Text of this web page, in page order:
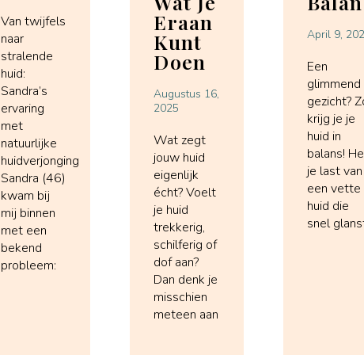
Van twijfels
naar
stralende
huid:
Sandra’s
ervaring
met
natuurlijke
huidverjonging
Sandra (46)
kwam bij
mij binnen
met een
bekend
probleem:
Eraan
Kunt
Doen
Augustus 16,
2025
Wat zegt
jouw huid
eigenlijk
écht? Voelt
je huid
trekkerig,
schilferig of
dof aan?
Dan denk je
misschien
meteen aan
April 9,
Een
glimmend
gezicht?
krijg je je
huid in
balans!
je last van
een vette
huid die
snel